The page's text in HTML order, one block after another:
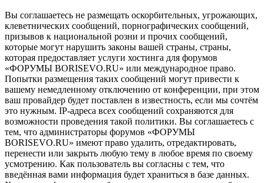
Вы соглашаетесь не размещать оскорбительных, угрожающих,
клеветнических сообщений, порнографических сообщений,
призывов к национальной розни и прочих сообщений,
которые могут нарушить законы вашей страны, страны,
которая предоставляет услуги хостинга для форумов
«ФОРУМЫ BORISEVO.RU» или международное право.
Попытки размещения таких сообщений могут привести к
вашему немедленному отключению от конференции, при этом
ваш провайдер будет поставлен в известность, если мы сочтём
это нужным. IP-адреса всех сообщений сохраняются для
возможности проведения такой политики. Вы соглашаетесь с
тем, что администраторы форумов «ФОРУМЫ
BORISEVO.RU» имеют право удалить, отредактировать,
перенести или закрыть любую тему в любое время по своему
усмотрению. Как пользователь вы согласны с тем, что
введённая вами информация будет храниться в базе данных.